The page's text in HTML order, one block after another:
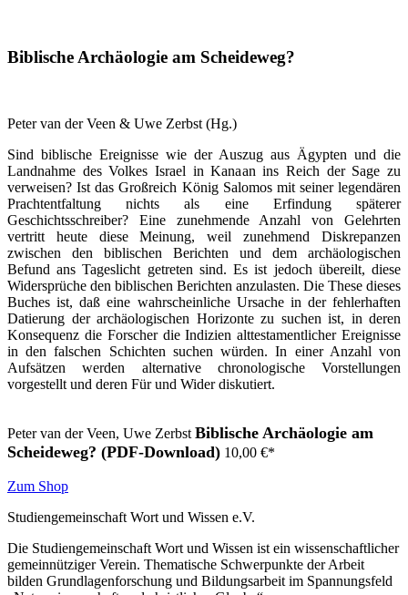
Biblische Archäologie am Scheideweg?
Peter van der Veen & Uwe Zerbst (Hg.)
Sind biblische Ereignisse wie der Auszug aus Ägypten und die
Landnahme des Volkes Israel in Kanaan ins Reich der Sage zu
verweisen? Ist das Großreich König Salomos mit seiner legendären
Prachtentfaltung nichts als eine Erfindung späterer
Geschichtsschreiber? Eine zunehmende Anzahl von Gelehrten
vertritt heute diese Meinung, weil zunehmend Diskrepanzen
zwischen den biblischen Berichten und dem archäologischen
Befund ans Tageslicht getreten sind. Es ist jedoch übereilt, diese
Widersprüche den biblischen Berichten anzulasten. Die These dieses
Buches ist, daß eine wahrscheinliche Ursache in der fehlerhaften
Datierung der archäologischen Horizonte zu suchen ist, in deren
Konsequenz die Forscher die Indizien alttestamentlicher Ereignisse
in den falschen Schichten suchen würden. In einer Anzahl von
Aufsätzen werden alternative chronologische Vorstellungen
vorgestellt und deren Für und Wider diskutiert.
Peter van der Veen, Uwe Zerbst Biblische Archäologie am
Scheideweg? (PDF-Download) 10,00 €*
Zum Shop
Studiengemeinschaft Wort und Wissen e.V.
Die Studiengemeinschaft Wort und Wissen ist ein wissenschaftlicher
gemeinnütziger Verein. Thematische Schwerpunkte der Arbeit
bilden Grundlagenforschung und Bildungsarbeit im Spannungsfeld